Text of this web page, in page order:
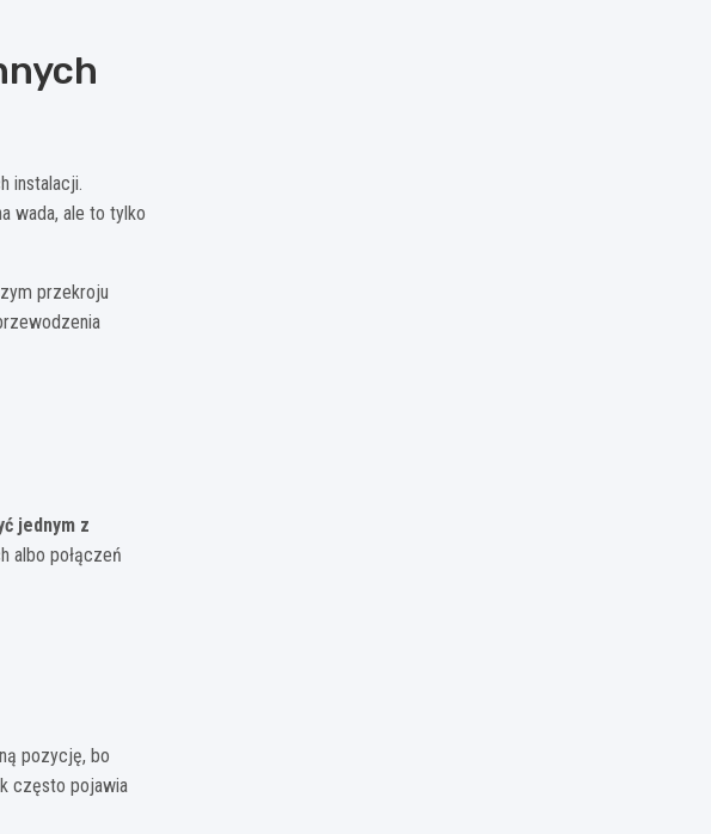
instalacji.
wada, ale to tylko
przekroju
jednym z
albo połączeń
pozycję, bo
często pojawia